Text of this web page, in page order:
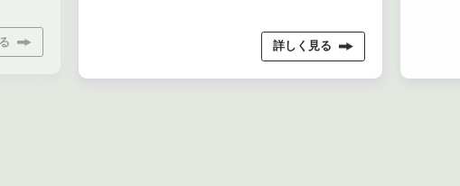
詳しく見る 詳しく見る